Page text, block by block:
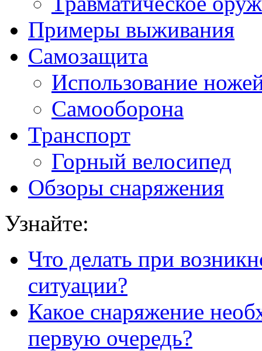
Примеры выживания
Самозащита
Использование
Самооборона
Транспорт
Горный велосипед
Обзоры снаряжения
Узнайте:
Что делать при
ситуации?
Какое снаряжение
первую очередь?